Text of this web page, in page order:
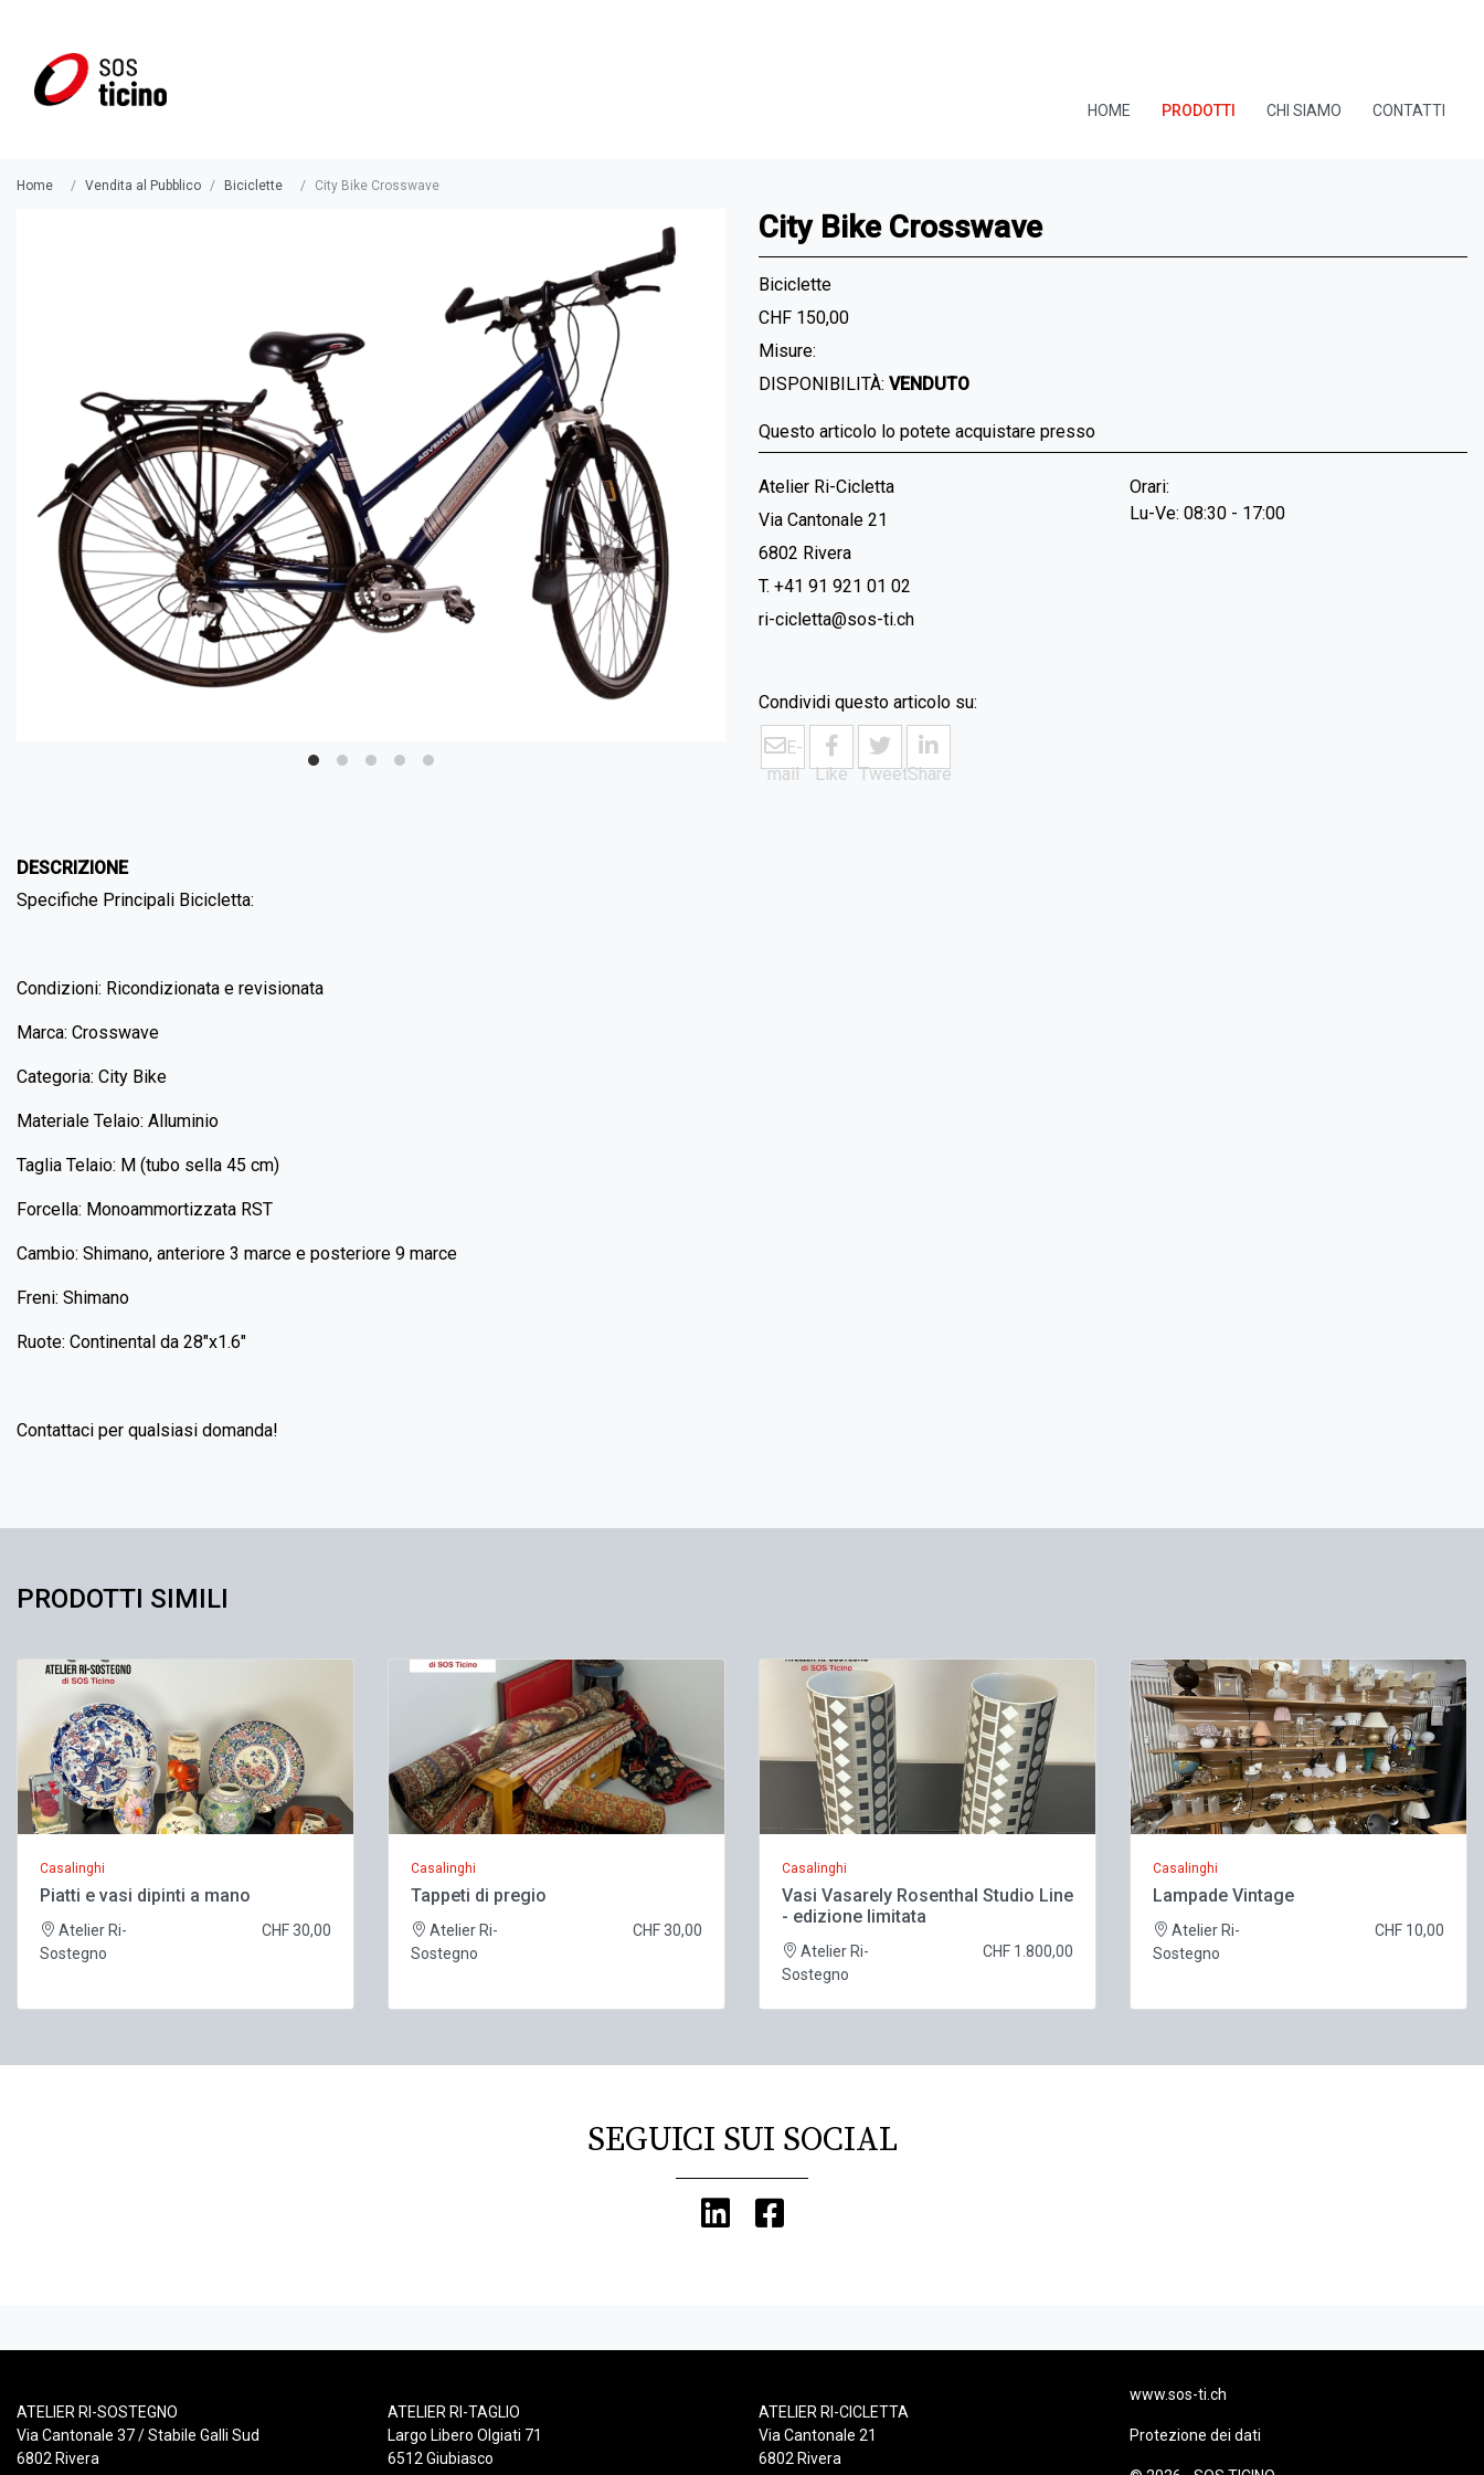
HOME PRODOTTI CHI SIAMO CONTATTI
Home Vendita al Pubblico Biciclette City Bike Crosswave
City Bike Crosswave
Biciclette
CHF 150,00
Misure:
DISPONIBILITÀ: VENDUTO
Questo articolo lo potete acquistare presso
Atelier Ri-Cicletta
Via Cantonale 21
6802 Rivera
T. +41 91 921 01 02
ri-cicletta@sos-ti.ch
Orari:
Lu-Ve: 08:30 - 17:00
Condividi questo articolo su:
E-
mail
Like TweetShare
DESCRIZIONE
Specifiche Principali Bicicletta:
Condizioni: Ricondizionata e revisionata
Marca: Crosswave
Categoria: City Bike
Materiale Telaio: Alluminio
Taglia Telaio: M (tubo sella 45 cm)
Forcella: Monoammortizzata RST
Cambio: Shimano, anteriore 3 marce e posteriore 9 marce
Freni: Shimano
Ruote: Continental da 28"x1.6"
Contattaci per qualsiasi domanda!
PRODOTTI SIMILI
Casalinghi
Piatti e vasi dipinti a mano
Atelier Ri-
Sostegno
CHF 30,00
Casalinghi
Tappeti di pregio
Atelier Ri-
Sostegno
CHF 30,00
Casalinghi
Vasi Vasarely Rosenthal Studio Line
- edizione limitata
Atelier Ri-
Sostegno
CHF 1.800,00
Casalinghi
Lampade Vintage
Atelier Ri-
Sostegno
CHF 10,00
SEGUICI SUI SOCIAL
ATELIER RI-SOSTEGNO
Via Cantonale 37 / Stabile Galli Sud
6802 Rivera
ATELIER RI-TAGLIO
Largo Libero Olgiati 71
6512 Giubiasco
ATELIER RI-CICLETTA
Via Cantonale 21
6802 Rivera
www.sos-ti.ch
Protezione dei dati